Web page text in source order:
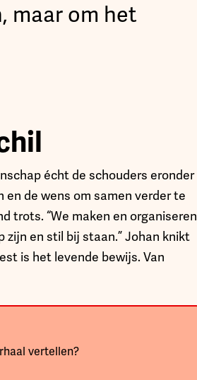
maar om het
écht de schouders eronder
de wens om samen verder te
trots. “We maken en organiseren
zijn en stil bij staan.” Johan knikt
is het levende bewijs. Van
vertellen?